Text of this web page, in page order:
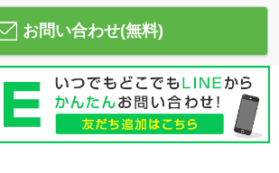
お問い合わせ(無料)